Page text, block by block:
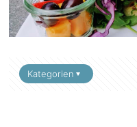
Kategorien